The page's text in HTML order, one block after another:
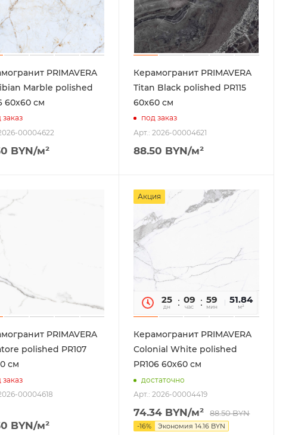
PRIMAVERA
Marble polished
60х60 см
заказ
00004622
BYN/м²
Керамогранит PRIMAVERA
Titan Black polished PR115
60х60 см
под заказ
Арт.: 2026-00004621
88.50 BYN/м²
PRIMAVERA
polished PR107
см
заказ
00004618
BYN/м²
Акция
25
дн
09
час
59
мин
14
сек
51.84
м²
Керамогранит PRIMAVERA
Colonial White polished
PR106 60х60 см
достаточно
Арт.: 2026-00004419
74.34 BYN/м² 88.50BYN
-16% Экономия 14.16 BYN